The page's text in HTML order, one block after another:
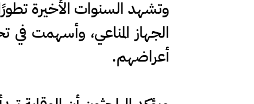
وتشهد السنوات الأخيرة
الجهاز المناعي، وأسهمت في
أعراضهم.